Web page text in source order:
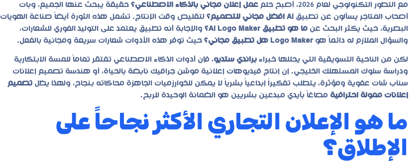
مع التطور التكنولوجي لعام 2026، أصبح حلم عمل إعلان مجاني بالذكاء الاصطناعي؟ حقيقة يبحث عنها الجميع، وبات
أصحاب المتاجر يسألون عن تطبيق AI افضل مجاني للتصميم؟
لتقليص وقت الإنتاج. تشمل هذه الثورة أيضاً صناعة الهويات
البصرية، حيث يكثر البحث عن ما هو تطبيق AI Logo Maker؟
والإجابة أنه تطبيق يعتمد على التوليد الفوري للشعارات،
والسؤال الملازم له دائماً هوLogo Maker هل تطبيق مجاني؟ حيث توفر هذه الأدوات شعارات سريعة ومجانية بالفعل.
لكن من الناحية التسويقية التي يحللها خبراء براندي ستديو، فإن أدوات الذكاء الاصطناعي تفتقر تماماً للمسة الابتكارية
ودراسة سلوك المستهلك الخليجي. إن إنتاج فيديوهات إعلانية موشن جرافيك نابضة بالحياة، أو هندسة تصميم إعلانات
سناب شات عفوية ومؤثرة، يتطلب تفكيراً إبداعياً بشرياً لا يمكن للخوارزميات الجاهزة محاكاته بنجاح، ولهذا يظل تصميم
إعلانات ممولة احترافية مصاغاً بأيدي مبدعين بشريين هو الضمانة الوحيدة للربح.
ما هو الإعلان التجاري الأكثر نجاحاً على
الإطلاق؟